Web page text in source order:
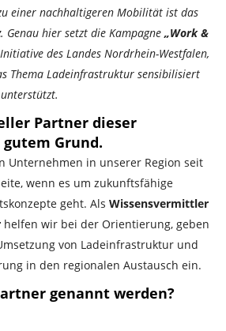
einer nachhaltigeren Mobilität ist das
. Genau hier setzt die Kampagne „Work &
des Landes Nordrhein-Westfalen,
Thema Ladeinfrastruktur sensibilisiert
Partner dieser
gutem Grund.
Unternehmen in unserer Region seit
wenn es um zukunftsfähige
geht. Als Wissensvermittler
helfen wir bei der Orientierung, geben
von Ladeinfrastruktur und
in den regionalen Austausch ein.
genannt werden?